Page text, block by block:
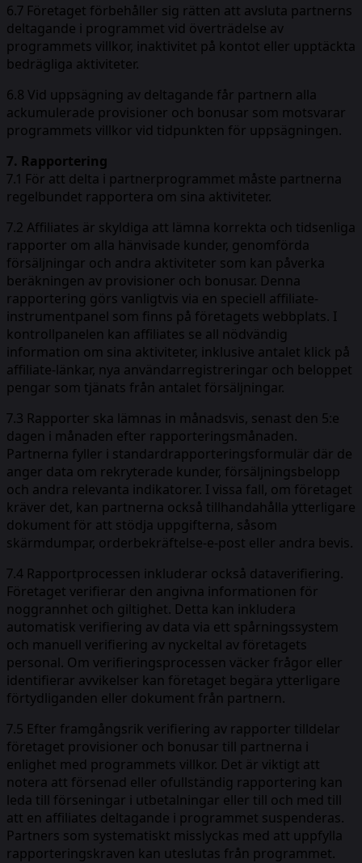
6.7 Företaget förbehåller sig rätten att avsluta partnerns
deltagande i programmet vid överträdelse av
programmets villkor, inaktivitet på kontot eller upptäckta
bedrägliga aktiviteter.
6.8 Vid uppsägning av deltagande får partnern alla
ackumulerade provisioner och bonusar som motsvarar
programmets villkor vid tidpunkten för uppsägningen.
7. Rapportering
7.1 För att delta i partnerprogrammet måste partnerna
regelbundet rapportera om sina aktiviteter.
7.2 Affiliates är skyldiga att lämna korrekta och tidsenliga
rapporter om alla hänvisade kunder, genomförda
försäljningar och andra aktiviteter som kan påverka
beräkningen av provisioner och bonusar. Denna
rapportering görs vanligtvis via en speciell affiliate-
instrumentpanel som finns på företagets webbplats. I
kontrollpanelen kan affiliates se all nödvändig
information om sina aktiviteter, inklusive antalet klick på
affiliate-länkar, nya användarregistreringar och beloppet
pengar som tjänats från antalet försäljningar.
7.3 Rapporter ska lämnas in månadsvis, senast den 5:e
dagen i månaden efter rapporteringsmånaden.
Partnerna fyller i standardrapporteringsformulär där de
anger data om rekryterade kunder, försäljningsbelopp
och andra relevanta indikatorer. I vissa fall, om företaget
kräver det, kan partnerna också tillhandahålla ytterligare
dokument för att stödja uppgifterna, såsom
skärmdumpar, orderbekräftelse-e-post eller andra bevis.
7.4 Rapportprocessen inkluderar också dataverifiering.
Företaget verifierar den angivna informationen för
noggrannhet och giltighet. Detta kan inkludera
automatisk verifiering av data via ett spårningssystem
och manuell verifiering av nyckeltal av företagets
personal. Om verifieringsprocessen väcker frågor eller
identifierar avvikelser kan företaget begära ytterligare
förtydliganden eller dokument från partnern.
7.5 Efter framgångsrik verifiering av rapporter tilldelar
företaget provisioner och bonusar till partnerna i
enlighet med programmets villkor. Det är viktigt att
notera att försenad eller ofullständig rapportering kan
leda till förseningar i utbetalningar eller till och med till
att en affiliates deltagande i programmet suspenderas.
Partners som systematiskt misslyckas med att uppfylla
rapporteringskraven kan uteslutas från programmet.